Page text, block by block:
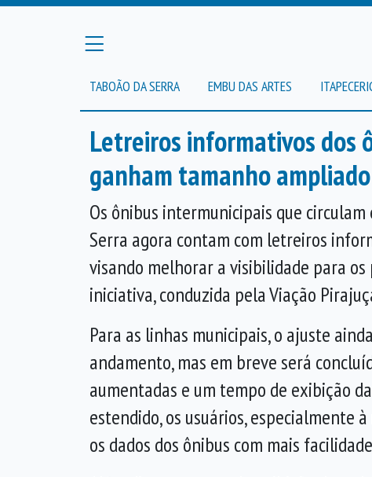
TABOÃO DA SERRA EMBU DAS ARTES
Letreiros informativos dos
ganham tamanho ampliado
Os ônibus intermunicipais que circulam
Serra agora contam com letreiros
visando melhorar a visibilidade para os
iniciativa, conduzida pela Viação
Para as linhas municipais, o ajuste
andamento, mas em breve será
aumentadas e um tempo de exibição
estendido, os usuários, especialmente
os dados dos ônibus com mais